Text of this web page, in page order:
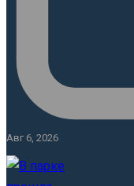
Авг 6, 2026